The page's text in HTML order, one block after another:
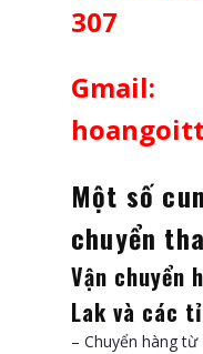
307
Gmail:
Một số
chuyển
Vận chuyển
Lak và các
– Chuyển hàng